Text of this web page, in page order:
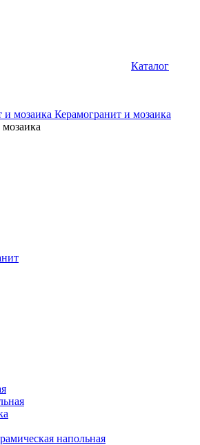
Каталог
Керамогранит и мозаика
напольная